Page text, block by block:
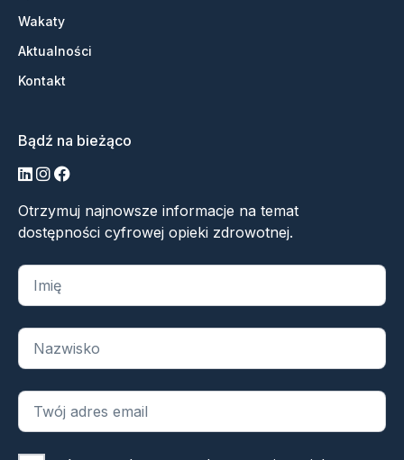
Wakaty
Aktualności
Kontakt
Bądź na bieżąco
LinkedIn
Instagram
Facebook
Otrzymuj najnowsze informacje na temat
dostępności cyfrowej opieki zdrowotnej.
„*” oznacza wymagane pola